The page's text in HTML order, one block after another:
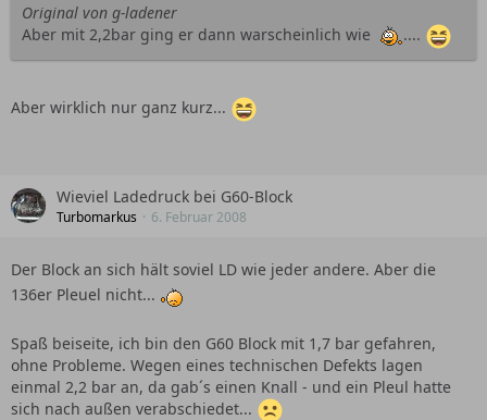
Original von g-ladener
Aber mit 2,2bar ging er dann warscheinlich wie
....
Aber wirklich nur ganz kurz...
Wieviel Ladedruck bei G60-Block
Turbomarkus 6. Februar 2008
Der Block an sich hält soviel LD wie jeder andere. Aber die
136er Pleuel nicht...
Spaß beiseite, ich bin den G60 Block mit 1,7 bar gefahren,
ohne Probleme. Wegen eines technischen Defekts lagen
einmal 2,2 bar an, da gab´s einen Knall - und ein Pleul hatte
sich nach außen verabschiedet...